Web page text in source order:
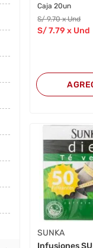
Caja 20un
S/9.70 x Und
S/7.79 x Und
SUNKA
Infusiones